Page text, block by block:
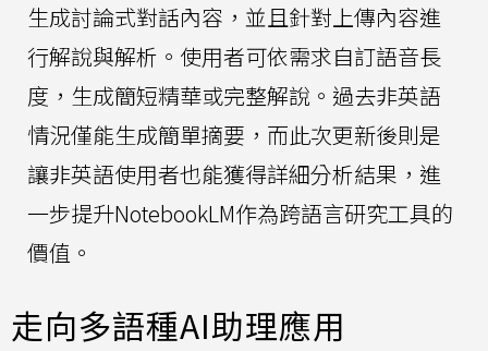
生成討論式對話內容，並且針對上傳內容進
行解說與解析。使用者可依需求自訂語音長
度，生成簡短精華或完整解說。過去非英語
情況僅能生成簡單摘要，而此次更新後則是
讓非英語使用者也能獲得詳細分析結果，進
一步提升NotebookLM作為跨語言研究工具的
價值。
走向多語種AI助理應用